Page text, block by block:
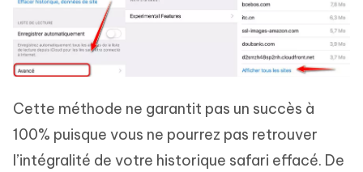
Cette méthode ne garantit pas un succès à
100% puisque vous ne pourrez pas retrouver
l’intégralité de votre historique safari effacé. De